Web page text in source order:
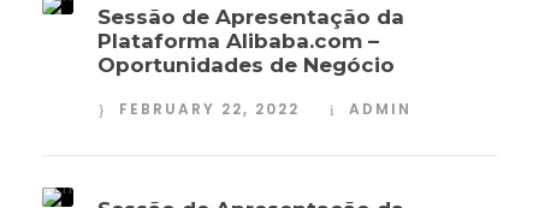
Sessão de Apresentação da
Plataforma Alibaba.com –
Oportunidades de Negócio
FEBRUARY 22, 2022 ADMIN